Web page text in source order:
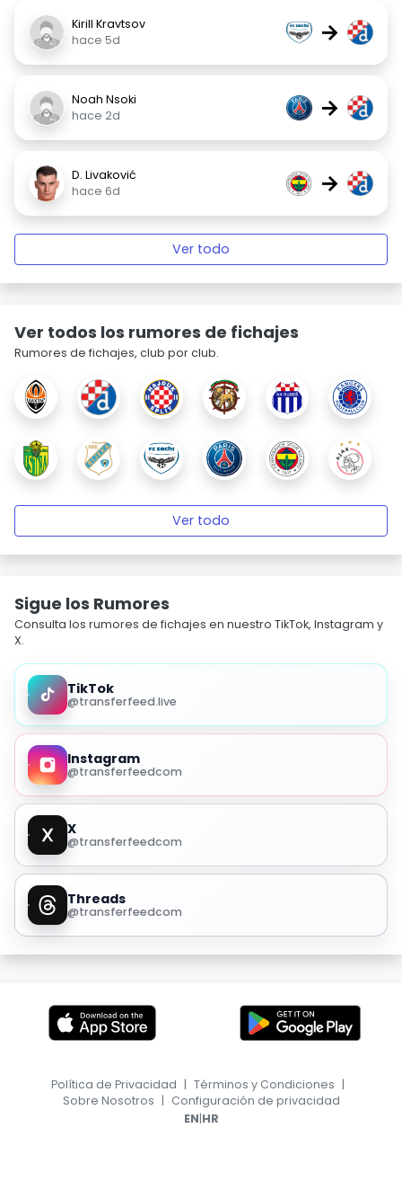
Kirill Kravtsov
hace 5d
→
Noah Nsoki
hace 2d
→
D. Livaković
hace 6d
→
Ver todo
Ver todos los rumores de fichajes
Rumores de fichajes, club por club.
Ver todo
Sigue los Rumores
Consulta los rumores de fichajes en nuestro TikTok, Instagram y
X.
TikTok
@transferfeed.live
Instagram
@transferfeedcom
X
@transferfeedcom
Threads
@transferfeedcom
Política de Privacidad | Términos y Condiciones |
Sobre Nosotros | Configuración de privacidad
EN|HR